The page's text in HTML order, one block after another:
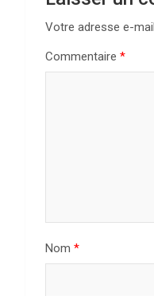
Votre adresse e-
Commentaire *
Nom *